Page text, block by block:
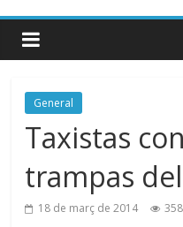
General
Taxistas
trampas
18 de març de 2014